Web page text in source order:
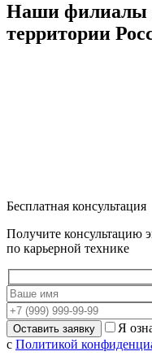
Наши филиалы
территории
Бесплатная консультация
Получите консультацию
по карьерной технике
Я
с Политикой